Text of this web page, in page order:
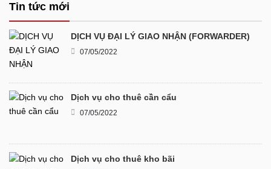
Tin tức mới
DỊCH VỤ ĐẠI LÝ GIAO NHẬN (FORWARDER)
07/05/2022
Dịch vụ cho thuê cần cẩu
07/05/2022
Dịch vụ cho thuê kho bãi